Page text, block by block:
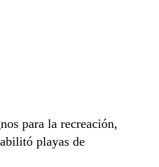
para la recreación,
playas de